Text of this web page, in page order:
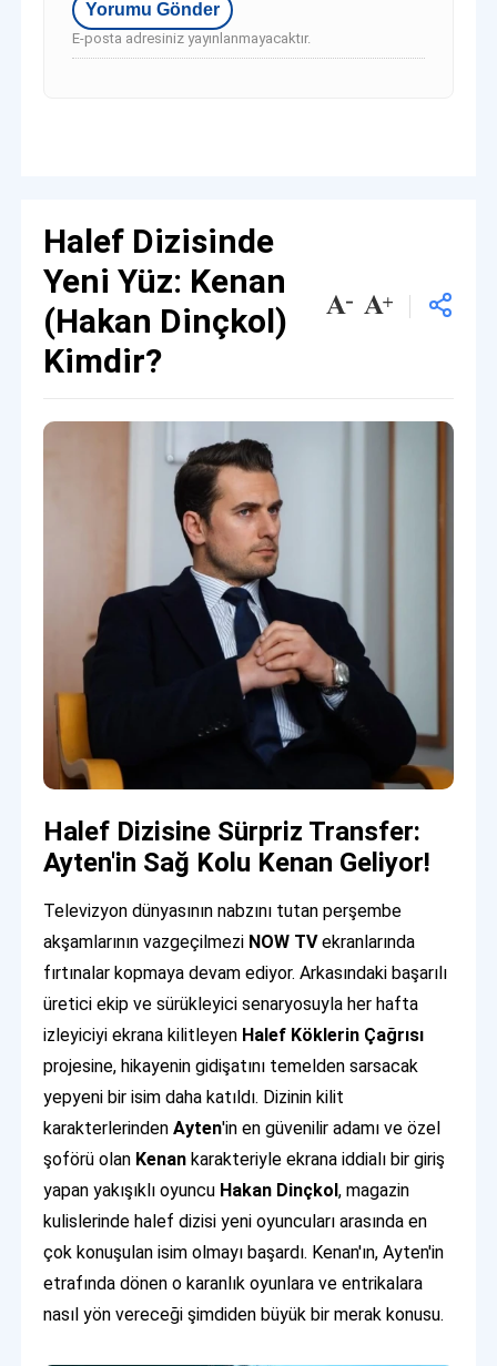
E-posta adresiniz yayınlanmayacaktır.
Halef Dizisinde
Yeni Yüz: Kenan
(Hakan Dinçkol)
Kimdir?
Halef Dizisine Sürpriz Transfer:
Ayten'in Sağ Kolu Kenan Geliyor!
Televizyon dünyasının nabzını tutan perşembe
akşamlarının vazgeçilmezi NOW TVekranlarında
fırtınalar kopmaya devam ediyor. Arkasındaki başarılı
üretici ekip ve sürükleyici senaryosuyla her hafta
izleyiciyi ekrana kilitleyen Halef Köklerin Çağrısı
projesine, hikayenin gidişatını temelden sarsacak
yepyeni bir isim daha katıldı. Dizinin kilit
karakterlerindenAyten'in en güvenilir adamı ve özel
şoförü olan Kenan karakteriyle ekrana iddialı bir giriş
yapan yakışıklı oyuncu Hakan Dinçkol, magazin
kulislerinde halef dizisi yeni oyuncuları arasında en
çok konuşulan isim olmayı başardı. Kenan'ın, Ayten'in
etrafında dönen o karanlık oyunlara ve entrikalara
nasıl yön vereceği şimdiden büyük bir merak konusu.